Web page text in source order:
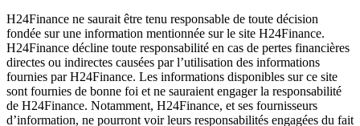
H24Finance ne saurait être tenu responsable de toute décision
fondée sur une information mentionnée sur le site H24Finance.
H24Finance décline toute responsabilité en cas de pertes financières
directes ou indirectes causées par l’utilisation des informations
fournies par H24Finance. Les informations disponibles sur ce site
sont fournies de bonne foi et ne sauraient engager la responsabilité
de H24Finance. Notamment, H24Finance, et ses fournisseurs
d’information, ne pourront voir leurs responsabilités engagées du fait